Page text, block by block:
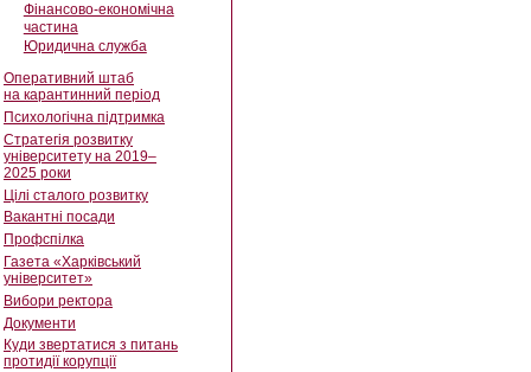
Фінансово-економічна
частина
Юридична служба
Оперативний штаб
на карантинний період
Психологічна підтримка
Стратегія розвитку
університету на 2019–
2025 роки
Цілі сталого розвитку
Вакантні посади
Профспілка
Газета «Харківський
університет»
Вибори ректора
Документи
Куди звертатися з питань
протидії корупції